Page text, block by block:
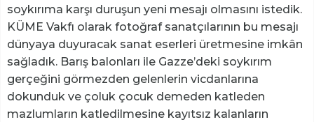
soykırıma karşı duruşun yeni mesajı olmasını istedik.
KÜME Vakfı olarak fotoğraf sanatçılarının bu mesajı
dünyaya duyuracak sanat eserleri üretmesine imkân
sağladık. Barış balonları ile Gazze’deki soykırım
gerçeğini görmezden gelenlerin vicdanlarına
dokunduk ve çoluk çocuk demeden katleden
mazlumların katledilmesine kayıtsız kalanların